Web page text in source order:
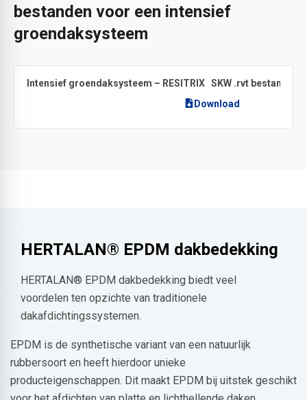
bestanden voor een intensief
groendaksysteem
Intensief groendaksysteem – RESITRIX SKW .rvt bestand
Download
HERTALAN® EPDM dakbedekking
HERTALAN® EPDM dakbedekking biedt veel
voordelen ten opzichte van traditionele
dakafdichtingssystemen.
EPDM is de synthetische variant van een natuurlijk
rubbersoort en heeft hierdoor unieke
producteigenschappen. Dit maakt EPDM bij uitstek geschikt